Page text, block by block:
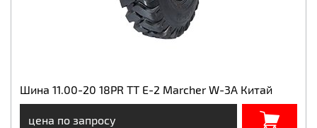
Шина 11.00-20 18PR TT E-2 Marcher W-3A Китай
цена по запросу